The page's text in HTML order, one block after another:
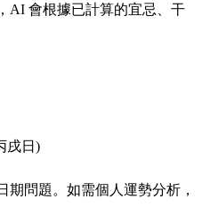
AI 會根據已計算的宜忌、干
戌日 )
期問題。如需個人運勢分析，